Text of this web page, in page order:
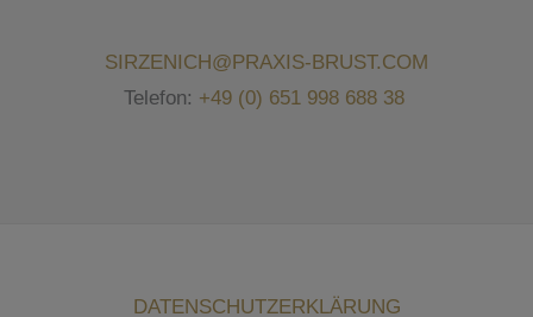
SIRZENICH@PRAXIS-BRUST.COM
Telefon: +49 (0) 651 998 688 38
DATENSCHUTZERKLÄRUNG